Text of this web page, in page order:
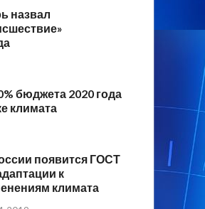
назвал
бюджета 2020 года
климата
появится ГОСТ
к
климата